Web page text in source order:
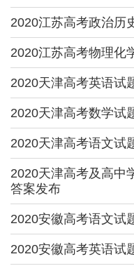
2020江苏高考政治历
2020江苏高考物理化
2020天津高考英语试
2020天津高考数学试
2020天津高考语文试
2020天津高考及高中
答案发布
2020安徽高考语文试
2020安徽高考英语试